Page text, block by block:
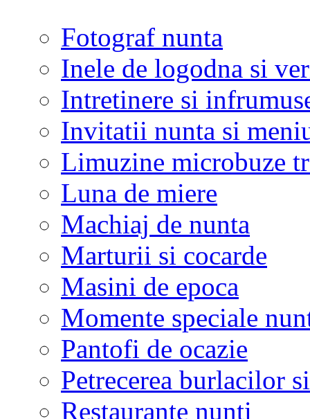
Fotograf nunta
Inele de logodna si
Intretinere si
Invitatii nunta si
Limuzine microbuze
Luna de miere
Machiaj de nunta
Marturii si cocarde
Masini de epoca
Momente speciale
Pantofi de ocazie
Petrecerea burlacilor
Restaurante nunti